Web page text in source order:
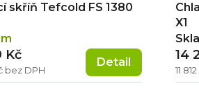
skříň Tefcold FS 1380
bez DPH
Kč Detail
X1
11
14